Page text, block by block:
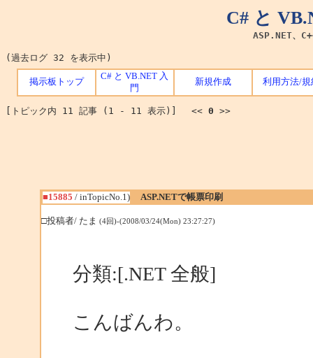
C# と
ASP.NET、
(過去ログ 32 を表示中)
掲示板トップ
C# と VB.NET 入
門
新規作成 利用方法/規
[トピック内 11 記事 (1 - 11 表示)] << 0 >>
■15885 / inTopicNo.1) ASP.NETで帳票印刷
□投稿者/ たま (4回)-(2008/03/24(Mon) 23:27:27)
分類:[.NET 全般]
こんばんわ。